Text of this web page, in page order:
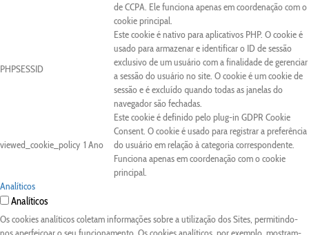
de CCPA. Ele funciona apenas em coordenação com o
cookie principal.
PHPSESSID
Este cookie é nativo para aplicativos PHP. O cookie é
usado para armazenar e identificar o ID de sessão
exclusivo de um usuário com a finalidade de gerenciar
a sessão do usuário no site. O cookie é um cookie de
sessão e é excluído quando todas as janelas do
navegador são fechadas.
viewed_cookie_policy 1 Ano
Este cookie é definido pelo plug-in GDPR Cookie
Consent. O cookie é usado para registrar a preferência
do usuário em relação à categoria correspondente.
Funciona apenas em coordenação com o cookie
principal.
Analíticos
Analíticos
Os cookies analíticos coletam informações sobre a utilização dos Sites, permitindo-